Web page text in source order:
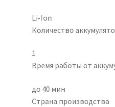
Li-Ion
Количество
1
Время работы от
до 40 мин
Страна производства